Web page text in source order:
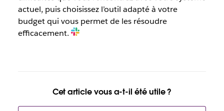
actuel, puis choisissez l’outil adapté à votre
budget qui vous permet de les résoudre
efficacement.
Cet article vous a-t-il été utile ?